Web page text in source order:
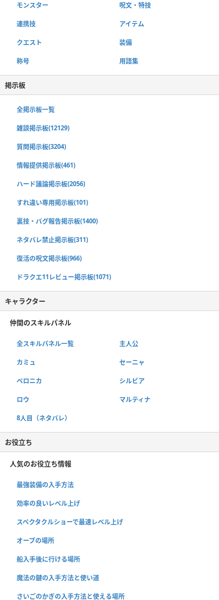
モンスター 呪文・特技
連携技 アイテム
クエスト 装備
称号 用語集
掲示板
全掲示板一覧
雑談掲示板(12129)
質問掲示板(3204)
情報提供掲示板(461)
ハード議論掲示板(2056)
すれ違い専用掲示板(101)
裏技・バグ報告掲示板(1400)
ネタバレ禁止掲示板(311)
復活の呪文掲示板(966)
ドラクエ11レビュー掲示板(1071)
キャラクター
仲間のスキルパネル
全スキルパネル一覧 主人公
カミュ セーニャ
ベロニカ シルビア
ロウ マルティナ
8人目（ネタバレ）
お役立ち
人気のお役立ち情報
最強装備の入手方法
効率の良いレベル上げ
スペクタクルショーで最速レベル上げ
オーブの場所
船入手後に行ける場所
魔法の鍵の入手方法と使い道
さいごのかぎの入手方法と使える場所